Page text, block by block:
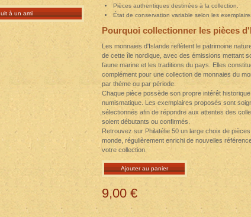
à un ami
Pièces authentiques destinées à la collection.
État de conservation variable selon les
Pourquoi collectionner les pièces
Les monnaies d'Islande reflètent le patrimoine
de cette île nordique, avec des émissions mettant
faune marine et les traditions du pays. Elles
complément pour une collection de monnaies du
par thème ou par période.
Chaque pièce possède son propre intérêt
numismatique. Les exemplaires proposés sont
sélectionnés afin de répondre aux attentes des
soient débutants ou confirmés.
Retrouvez sur Philatélie 50 un large choix de
monde, régulièrement enrichi de nouvelles
votre collection.
Ajouter au panier
9,00 €